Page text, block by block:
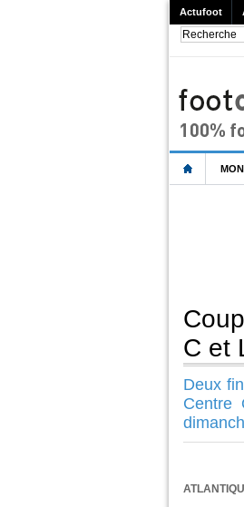
Actufoot
C et
Deux
Centre